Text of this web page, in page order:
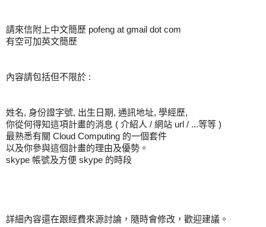
請來信附上中文簡歷 pofeng at gmail dot com
有空可加英文簡歷
內容請包括但不限於 :
姓名, 身份證字號, 出生日期, 通訊地址, 學經歷,
你從何得知這項計畫的消息 ( 介紹人 / 網站 url / ...等等 )
最熟悉有關 Cloud Computing 的一個套件
以及你參與這個計畫的理由及優勢。
skype 帳號及方便 skype 的時段
詳細內容還在跟經費來源討論，隨時會修改，歡迎建議。